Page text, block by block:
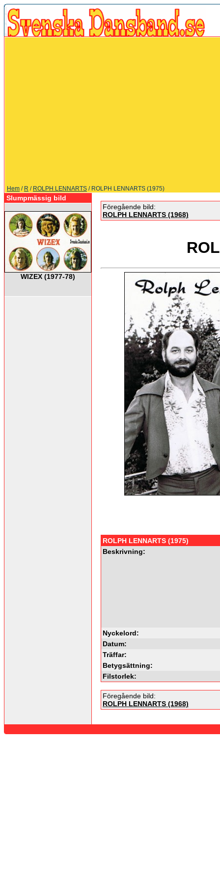
Hem / R / ROLPH LENNARTS / ROLPH LENNARTS (1975)
Slumpmässig bild
WIZEX (1977-78)
Föregående bild:
ROLPH LENNARTS (1968)
ROLPH LENNARTS (1975)
Beskrivning:
Nyckelord:
Datum:
Träffar:
Betygsättning:
Filstorlek:
Föregående bild:
ROLPH LENNARTS (1968)